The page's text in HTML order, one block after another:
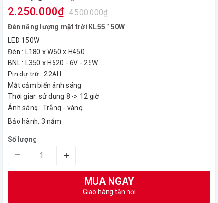
2.250.000₫ 4.500.000₫
Đèn năng lượng mặt trời KL55 150W
LED 150W
Đèn : L180 x W60 x H450
BNL : L350 x H520 - 6V - 25W
Pin dự trữ : 22AH
Mắt cảm biến ánh sáng
Thời gian sử dụng 8 -> 12 giờ
Ánh sáng : Trắng - vàng
Bảo hành: 3 năm
Số lượng
– +
MUA NGAY
Giao hàng tận nơi